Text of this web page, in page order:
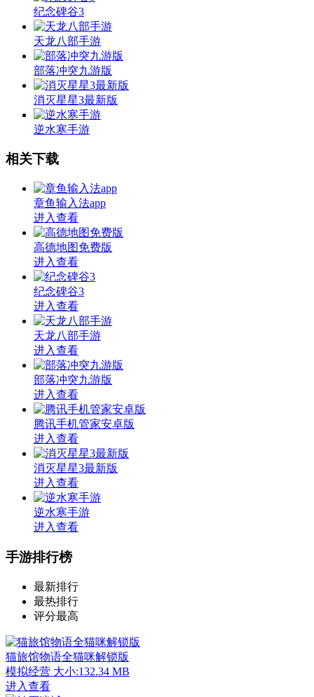
纪念碑谷3
天龙八部手游
部落冲突九游版
消灭星星3最新版
逆水寒手游
相关下载
章鱼输入法app
进入查看
高德地图免费版
进入查看
纪念碑谷3
进入查看
天龙八部手游
进入查看
部落冲突九游版
进入查看
腾讯手机管家安卓版
进入查看
消灭星星3最新版
进入查看
逆水寒手游
进入查看
手游排行榜
最新排行
最热排行
评分最高
猫旅馆物语全猫咪解锁版
模拟经营 大小:132.34 MB
进入查看